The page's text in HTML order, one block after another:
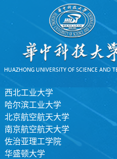
西北工业大学
哈尔滨工业大学
北京航空航天大学
南京航空航天大学
佐治亚理工学院
华盛顿大学